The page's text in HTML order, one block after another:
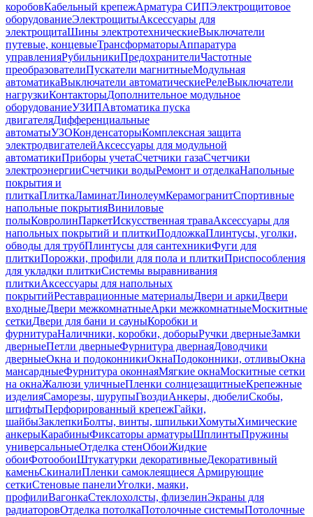
коробовКабельный крепежАрматура СИПЭлектрощитовое
оборудованиеЭлектрощитыАксессуары для
электрощитаШины электротехническиеВыключатели
путевые, концевыеТрансформаторыАппаратура
управленияРубильникиПредохранителиЧастотные
преобразователиПускатели магнитныеМодульная
автоматикаВыключатели автоматическиеРелеВыключатели
нагрузкиКонтакторыДополнительное модульное
оборудованиеУЗИПАвтоматика пуска
двигателяДифференциальные
автоматыУЗОКонденсаторыКомплексная защита
электродвигателейАксессуары для модульной
автоматикиПриборы учетаСчетчики газаСчетчики
электроэнергииСчетчики водыРемонт и отделкаНапольные
покрытия и
плиткаПлиткаЛаминатЛинолеумКерамогранитСпортивные
напольные покрытияВиниловые
полыКовролинПаркетИскусственная траваАксессуары для
напольных покрытий и плиткиПодложкаПлинтусы, уголки,
обводы для трубПлинтусы для сантехникиФуги для
плиткиПорожки, профили для пола и плиткиПриспособления
для укладки плиткиСистемы выравнивания
плиткиАксессуары для напольных
покрытийРеставрационные материалыДвери и аркиДвери
входныеДвери межкомнатныеАрки межкомнатныеМоскитные
сеткиДвери для бани и сауныКоробки и
фурнитураНаличники, коробки, доборыРучки дверныеЗамки
дверныеПетли дверныеФурнитура двернаяДоводчики
дверныеОкна и подоконникиОкнаПодоконники, отливыОкна
мансардныеФурнитура оконнаяМягкие окнаМоскитные сетки
на окнаЖалюзи уличныеПленки солнцезащитныеКрепежные
изделияСаморезы, шурупыГвоздиАнкеры, дюбелиСкобы,
штифтыПерфорированный крепежГайки,
шайбыЗаклепкиБолты, винты, шпилькиХомутыХимические
анкерыКарабиныФиксаторы арматурыШплинтыПружины
универсальныеОтделка стенОбоиЖидкие
обоиФотообоиШтукатурки декоративныеДекоративный
каменьСкиналиПленки самоклеящиеся Армирующие
сеткиСтеновые панелиУголки, маяки,
профилиВагонкаСтеклохолсты, флизелинЭкраны для
радиаторовОтделка потолкаПотолочные системыПотолочные